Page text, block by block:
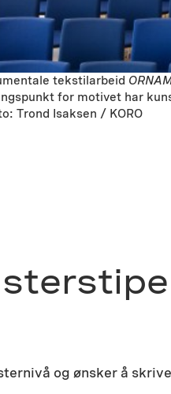
tekstilarbeid
for motivet har
Trond Isaksen / KORO
og ønsker å